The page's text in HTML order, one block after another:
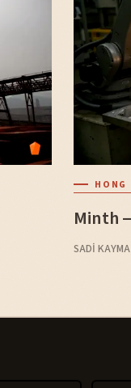
HONG
Minth
SADI